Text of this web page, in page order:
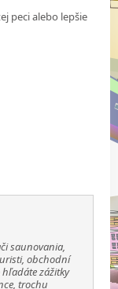
peci alebo lepšie
saunovania,
obchodní
hľadáte zážitky
trochu